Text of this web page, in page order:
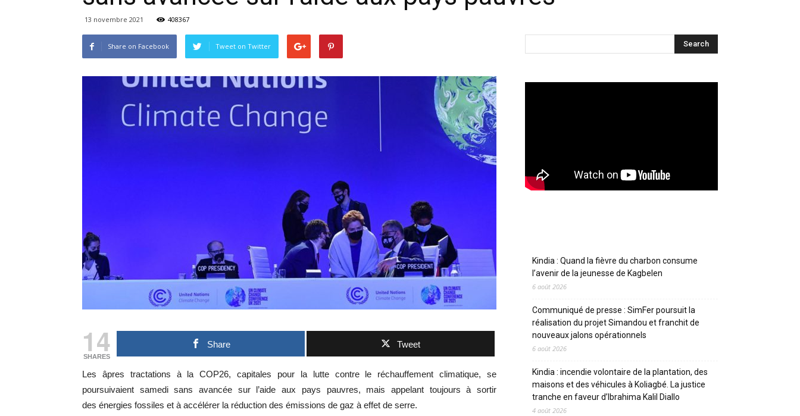
13 novembre 2021 408367
Share on Facebook Tweet on Twitter
14
SHARES
Share Tweet
Les âpres tractations à la COP26, capitales pour la lutte contre le réchauffement climatique, se
poursuivaient samedi sans avancée sur l’aide aux pays pauvres, mais appelant toujours à sortir
des énergies fossiles et à accélérer la réduction des émissions de gaz à effet de serre.
Kindia : Quand la fièvre du charbon consume
l’avenir de la jeunesse de Kagbelen
6 août 2026
Communiqué de presse : SimFer poursuit la
réalisation du projet Simandou et franchit de
nouveaux jalons opérationnels
6 août 2026
Kindia : incendie volontaire de la plantation, des
maisons et des véhicules à Koliagbé. La justice
tranche en faveur d’Ibrahima Kalil Diallo
4 août 2026